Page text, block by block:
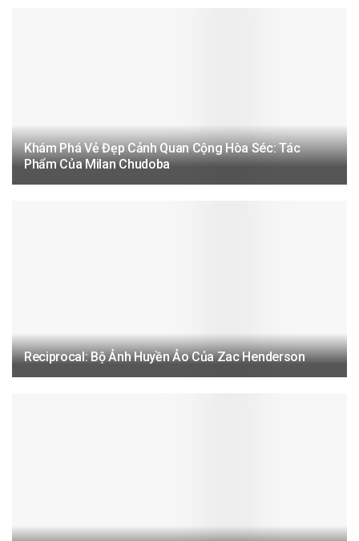
Khám Phá Vẻ Đẹp Cảnh Quan Cộng Hòa Séc: Tác
Phẩm Của Milan Chudoba
Reciprocal: Bộ Ảnh Huyền Ảo Của Zac Henderson